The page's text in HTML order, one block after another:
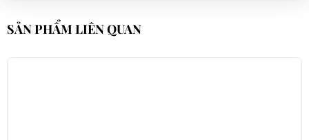
SẢN PHẨM LIÊN QUAN